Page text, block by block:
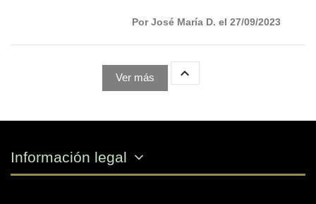
Por José María D. el 27/09/2023
Ver más 
Información legal